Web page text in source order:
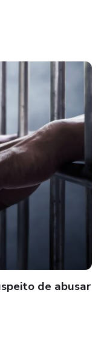
de abusar